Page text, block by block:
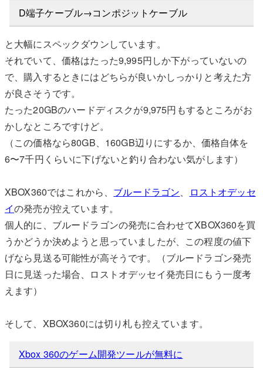
D端子ケーブル→コンポジットケーブル
と大幅にスペックダウンしています。
それでいて、価格はたった9,995円しか下がっていないの
で、購入するときにはどちらが良いかしっかりと考えた方
が良さそうです。
たった20GBのハードディスクが9,975円もするところがお
かしなところですけど。
（この価格なら80GB、160GB辺りにするか、価格自体を
6〜7千円くらいに下げないと釣り合わない気がします）
XBOX360ではこれから、 ブルードラゴン、
ロストオデッセ
イの発売が控えています。
個人的に、ブルードラゴンの発売に合わせてXBOX360を買
うかどうか決めようと思っていましたが、この程度の値下
げなら見送る可能性が高そうです。（ブルードラゴン発売
日に見送った場合、ロストオデッセイ発売日にもう一度考
えます）
そして、XBOX360には切り札も控えています。
Xbox 360のゲーム開発ツールが無料に